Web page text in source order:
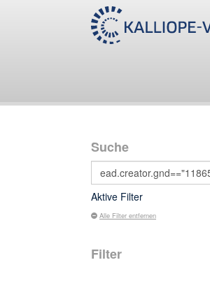
Suche
Aktive Filter
Alle Filter entfernen
Filter